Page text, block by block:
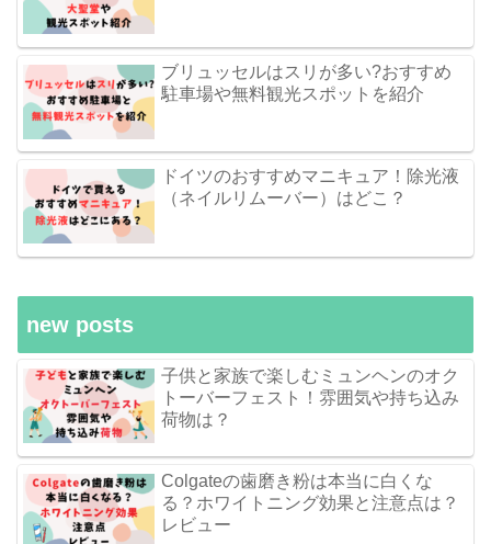
ブリュッセルはスリが多い?おすすめ
駐車場や無料観光スポットを紹介
ドイツのおすすめマニキュア！除光液
（ネイルリムーバー）はどこ？
new posts
子供と家族で楽しむミュンヘンのオク
トーバーフェスト！雰囲気や持ち込み
荷物は？
Colgateの歯磨き粉は本当に白くな
る？ホワイトニング効果と注意点は？
レビュー